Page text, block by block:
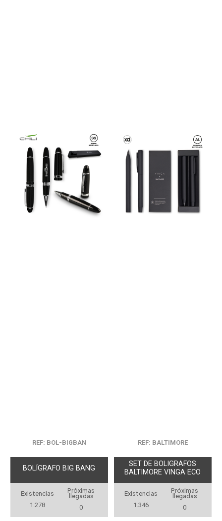
REF: BOL-BIGBAN
BOLÍGRAFO BIG BANG
Existencias
1.278
Próximas
llegadas
0
REF: BALTIMORE
SET DE BOLIGRAFOS
BALTIMORE VINGA ECO
Existencias
1.346
Próximas
llegadas
0